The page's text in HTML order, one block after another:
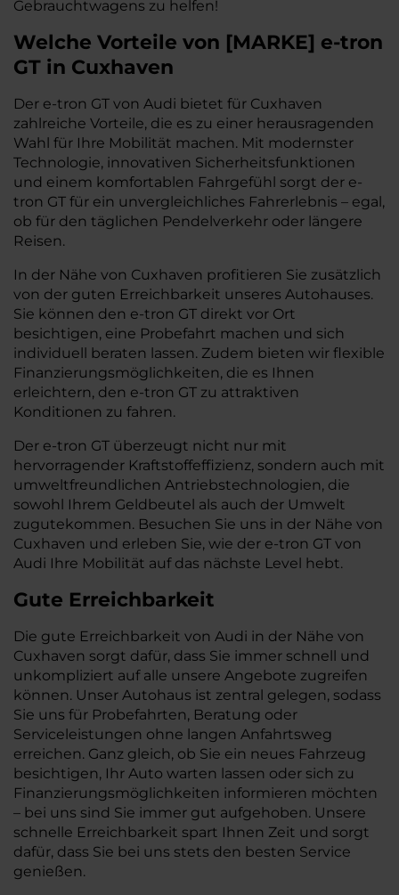
Gebrauchtwagens zu helfen!
Welche Vorteile von [MARKE] e-tron
GT in Cuxhaven
Der e-tron GT von Audi bietet für Cuxhaven
zahlreiche Vorteile, die es zu einer herausragenden
Wahl für Ihre Mobilität machen. Mit modernster
Technologie, innovativen Sicherheitsfunktionen
und einem komfortablen Fahrgefühl sorgt der e-
tron GT für ein unvergleichliches Fahrerlebnis – egal,
ob für den täglichen Pendelverkehr oder längere
Reisen.
In der Nähe von Cuxhaven profitieren Sie zusätzlich
von der guten Erreichbarkeit unseres Autohauses.
Sie können den e-tron GT direkt vor Ort
besichtigen, eine Probefahrt machen und sich
individuell beraten lassen. Zudem bieten wir flexible
Finanzierungsmöglichkeiten, die es Ihnen
erleichtern, den e-tron GT zu attraktiven
Konditionen zu fahren.
Der e-tron GT überzeugt nicht nur mit
hervorragender Kraftstoffeffizienz, sondern auch mit
umweltfreundlichen Antriebstechnologien, die
sowohl Ihrem Geldbeutel als auch der Umwelt
zugutekommen. Besuchen Sie uns in der Nähe von
Cuxhaven und erleben Sie, wie der e-tron GT von
Audi Ihre Mobilität auf das nächste Level hebt.
Gute Erreichbarkeit
Die gute Erreichbarkeit von Audi in der Nähe von
Cuxhaven sorgt dafür, dass Sie immer schnell und
unkompliziert auf alle unsere Angebote zugreifen
können. Unser Autohaus ist zentral gelegen, sodass
Sie uns für Probefahrten, Beratung oder
Serviceleistungen ohne langen Anfahrtsweg
erreichen. Ganz gleich, ob Sie ein neues Fahrzeug
besichtigen, Ihr Auto warten lassen oder sich zu
Finanzierungsmöglichkeiten informieren möchten
– bei uns sind Sie immer gut aufgehoben. Unsere
schnelle Erreichbarkeit spart Ihnen Zeit und sorgt
dafür, dass Sie bei uns stets den besten Service
genießen.